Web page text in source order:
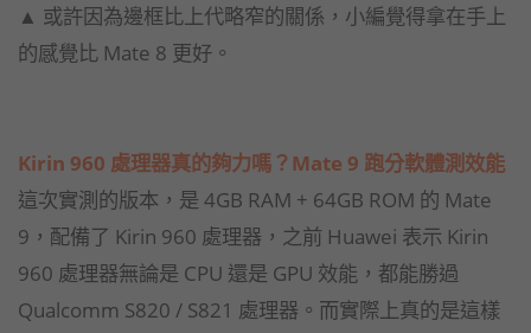
▲ 或許因為邊框比上代略窄的關係，小編覺得拿在手上
的感覺比 Mate 8 更好。
Kirin 960 處理器真的夠力嗎？Mate 9 跑分軟體測效能
這次實測的版本，是 4GB RAM + 64GB ROM 的 Mate
9，配備了 Kirin 960 處理器，之前 Huawei 表示 Kirin
960 處理器無論是 CPU 還是 GPU 效能，都能勝過
Qualcomm S820 / S821 處理器。而實際上真的是這樣